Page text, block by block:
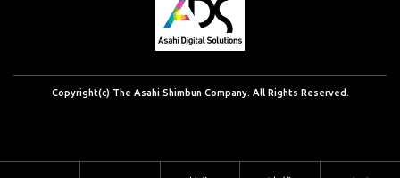
Copyright(c) The Asahi Shimbun Company. All Rights Reserved.